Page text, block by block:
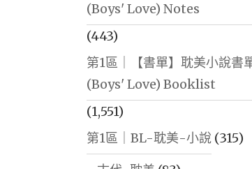
(Boys' Love) Notes
(443)
第1區｜【書單】耽美小說書
(Boys' Love) Booklist
(1,551)
第1區｜BL-耽美-小說(315)